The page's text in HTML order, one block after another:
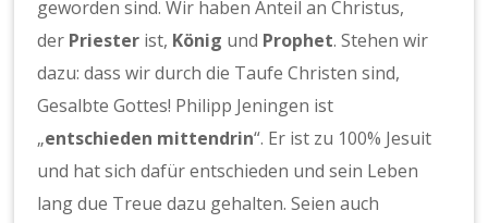
geworden sind. Wir haben Anteil an Christus,
der Priester ist, König und Prophet. Stehen wir
dazu: dass wir durch die Taufe Christen sind,
Gesalbte Gottes! Philipp Jeningen ist
„entschieden mittendrin“. Er ist zu 100% Jesuit
und hat sich dafür entschieden und sein Leben
lang due Treue dazu gehalten. Seien auch